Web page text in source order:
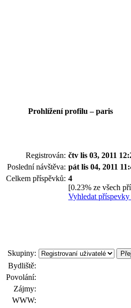
Prohlížení profilu – paris
Registrován: čtv lis 03, 2011
Poslední návštěva: pát lis 04, 2011
Celkem příspěvků: 4
[0.23% ze všech
Vyhledat příspevky
Skupiny:
Bydliště:
Povolání:
Zájmy:
WWW: